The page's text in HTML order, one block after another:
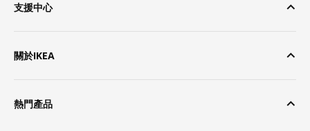
支援中心
關於IKEA
熱門產品